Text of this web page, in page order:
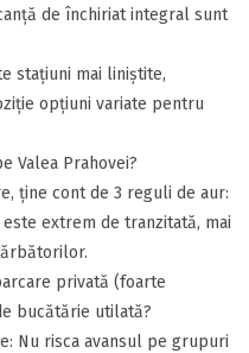
de închiriat integral sunt
stațiuni mai liniștite,
opțiuni variate pentru
Valea Prahovei?
ține cont de 3 reguli de aur:
extrem de tranzitată, mai
privată (foarte
bucătărie utilată?
Nu risca avansul pe grupuri